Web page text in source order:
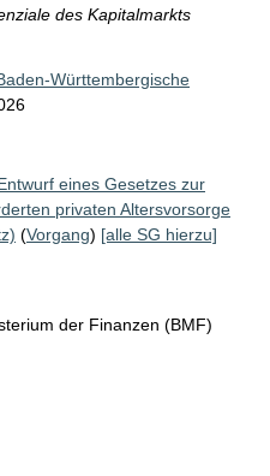
des Kapitalmarkts
Württembergische
eines Gesetzes zur
privaten Altersvorsorge
(Vorgang) [alle SG hierzu]
der Finanzen (BMF)